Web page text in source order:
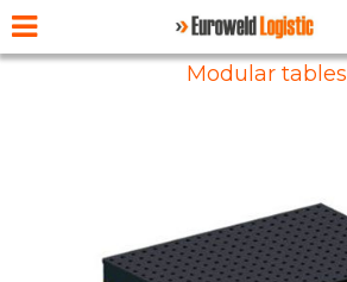
Modular tables